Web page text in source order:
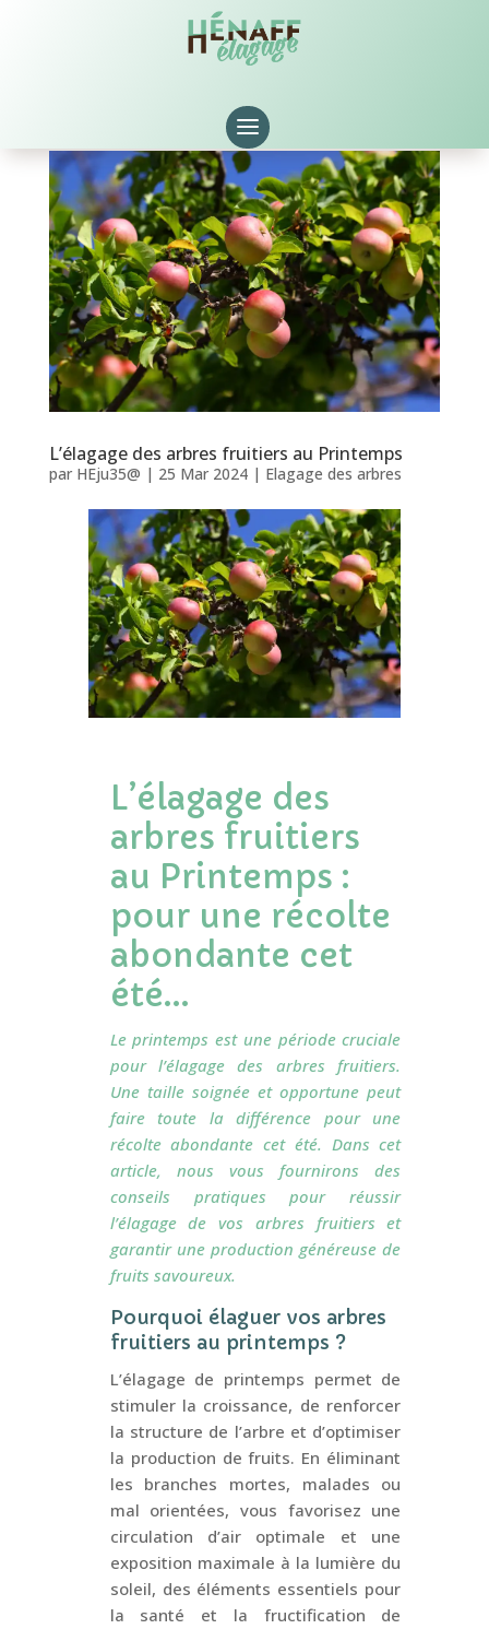
L’élagage des arbres fruitiers au Printemps
par HEju35@ | 25 Mar 2024| Elagage des arbres
L’élagage des
arbres fruitiers
au Printemps :
pour une récolte
abondante cet
été…
Le printemps est une période cruciale
pour l’élagage des arbres fruitiers.
Une taille soignée et opportune peut
faire toute la différence pour une
récolte abondante cet été. Dans cet
article, nous vous fournirons des
conseils pratiques pour réussir
l’élagage de vos arbres fruitiers et
garantir une production généreuse de
fruits savoureux.
Pourquoi élaguer vos arbres
fruitiers au printemps ?
L’élagage de printemps permet de
stimuler la croissance, de renforcer
la structure de l’arbre et d’optimiser
la production de fruits. En éliminant
les branches mortes, malades ou
mal orientées, vous favorisez une
circulation d’air optimale et une
exposition maximale à la lumière du
soleil, des éléments essentiels pour
la santé et la fructification de